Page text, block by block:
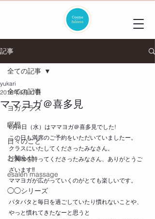
記事
全ての記事
ヨガクラス
瞑想
日々のこと
お知らせ
esalen massage
◯◯シリーズ
全ての記事
ママヨガ＠喜多見
yukari
2016年6月17日
6月8日（水）はママヨガ＠喜多見でした!
この日も満席のご予約をいただいていましたー。
クラスにいたしてくださったみなさん。
ご興味を持ってくださったみなさん、ありがとうご
ざいます‼
ママヨガが広がっていくのがとても楽しいです。
バタバタと毎日を過ごしていたり慣れないことや、
やっと慣れてきたなーと思うと